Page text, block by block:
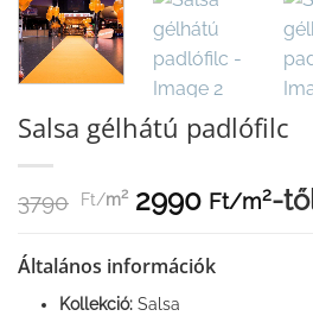
Salsa gélhátú padlófilc
3790 Ft/m2 2990 Ft/m2-
Általános információk
Kollekció:Salsa